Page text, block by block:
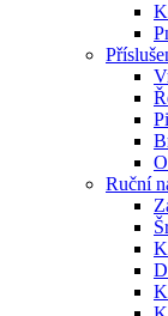
Ruční